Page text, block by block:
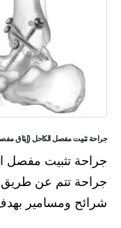
جراحة تثبيت مفصل الكاحل (إيثاق
جراحة تثبيت مفصل
جراحة تتم عن
شرائح ومسامير